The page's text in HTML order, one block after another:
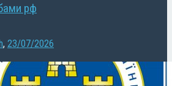
рф
, 23/07/2026